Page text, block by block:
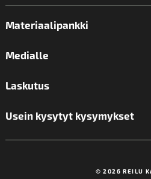
Materiaalipankki
Medialle
Laskutus
Usein kysytyt kysymykset
© 2026 REILU